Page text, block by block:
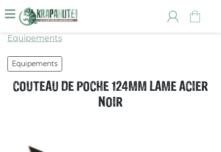
Equipements
COUTEAU DE POCHE 124MM LAME ACIER
NOIR
Equipements